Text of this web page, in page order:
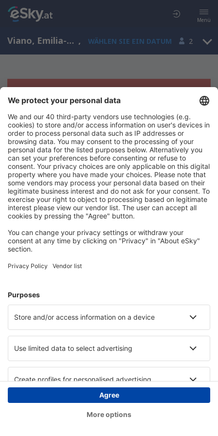
Menü
Viano, Emilia-Romagna, Italien , WÄHLEN SIE EIN DATUM 2
Es tut uns leid, wir können keine
Ergebnisse aufzeigen
Bitte starten Sie Ihre Suche erneut mit anderen Suchkriterien.
Copyright © eSky.at. Alle Rechte vorbehalten.